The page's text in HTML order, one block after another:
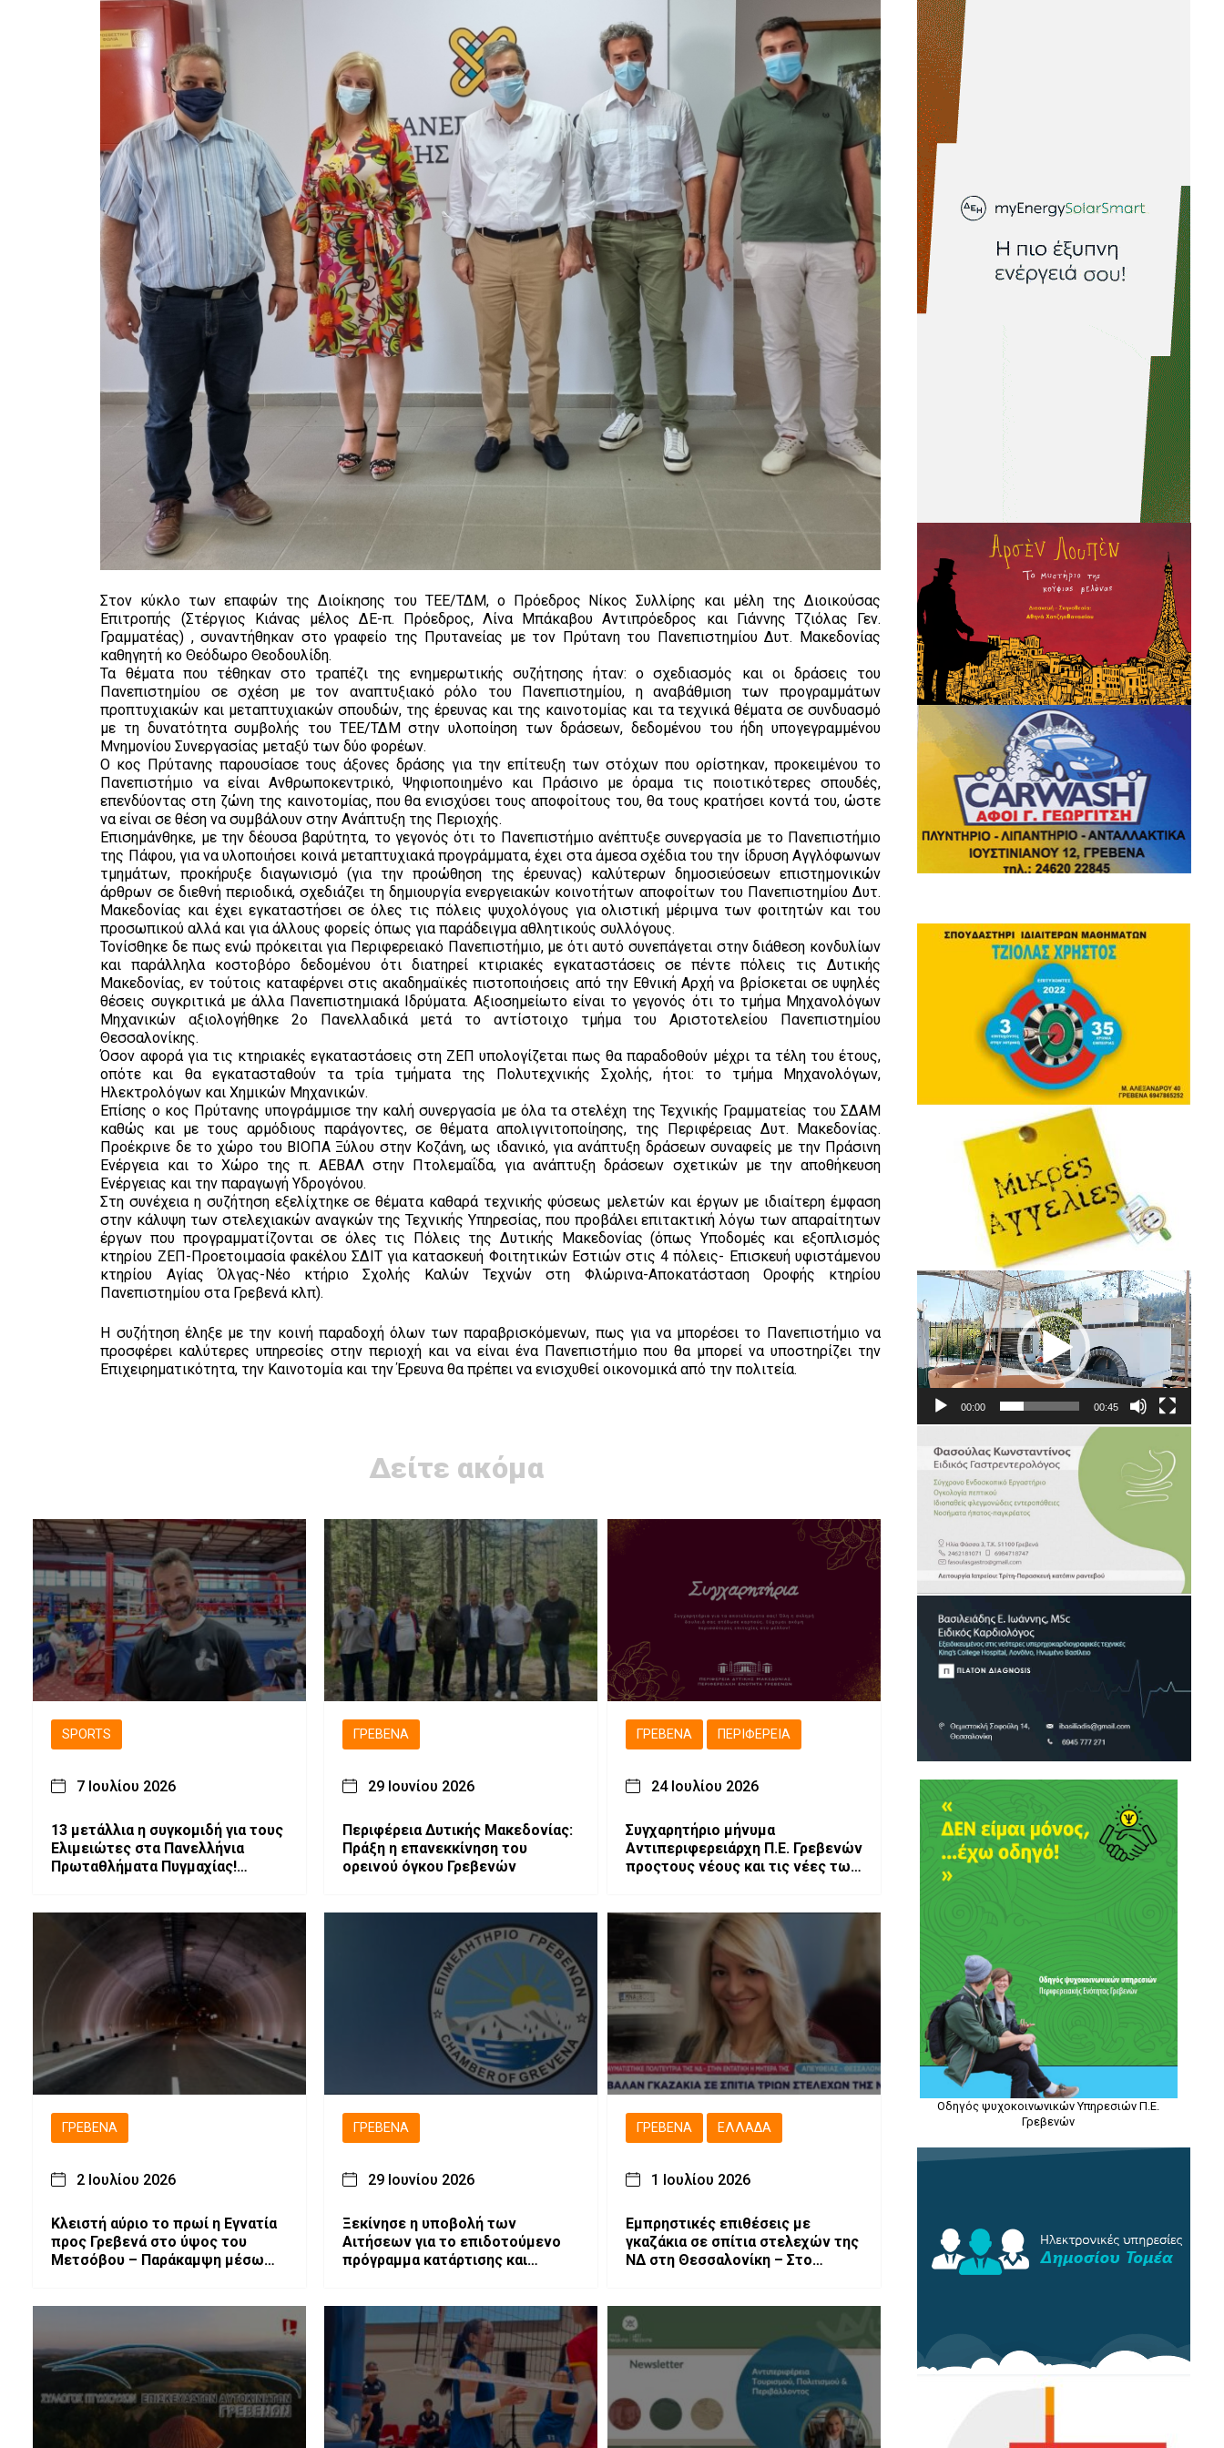
Στον κύκλο των επαφών της Διοίκησης του ΤΕΕ/ΤΔΜ, ο Πρόεδρος Νίκος Συλλίρης και μέλη της Διοικούσας
Επιτροπής (Στέργιος Κιάνας μέλος ΔΕ-π. Πρόεδρος, Λίνα Μπάκαβου Αντιπρόεδρος και Γιάννης Τζιόλας Γεν.
Γραμματέας) , συναντήθηκαν στο γραφείο της Πρυτανείας με τον Πρύτανη του Πανεπιστημίου Δυτ. Μακεδονίας
καθηγητή κο Θεόδωρο Θεοδουλίδη.
Τα θέματα που τέθηκαν στο τραπέζι της ενημερωτικής συζήτησης ήταν: ο σχεδιασμός και οι δράσεις του
Πανεπιστημίου σε σχέση με τον αναπτυξιακό ρόλο του Πανεπιστημίου, η αναβάθμιση των προγραμμάτων
προπτυχιακών και μεταπτυχιακών σπουδών, της έρευνας και της καινοτομίας και τα τεχνικά θέματα σε συνδυασμό
με τη δυνατότητα συμβολής του ΤΕΕ/ΤΔΜ στην υλοποίηση των δράσεων, δεδομένου του ήδη υπογεγραμμένου
Μνημονίου Συνεργασίας μεταξύ των δύο φορέων.
Ο κος Πρύτανης παρουσίασε τους άξονες δράσης για την επίτευξη των στόχων που ορίστηκαν, προκειμένου το
Πανεπιστήμιο να είναι Ανθρωποκεντρικό, Ψηφιοποιημένο και Πράσινο με όραμα τις ποιοτικότερες σπουδές,
επενδύοντας στη ζώνη της καινοτομίας, που θα ενισχύσει τους αποφοίτους του, θα τους κρατήσει κοντά του, ώστε
να είναι σε θέση να συμβάλουν στην Ανάπτυξη της Περιοχής.
Επισημάνθηκε, με την δέουσα βαρύτητα, το γεγονός ότι το Πανεπιστήμιο ανέπτυξε συνεργασία με το Πανεπιστήμιο
της Πάφου, για να υλοποιήσει κοινά μεταπτυχιακά προγράμματα, έχει στα άμεσα σχέδια του την ίδρυση Αγγλόφωνων
τμημάτων, προκήρυξε διαγωνισμό (για την προώθηση της έρευνας) καλύτερων δημοσιεύσεων επιστημονικών
άρθρων σε διεθνή περιοδικά, σχεδιάζει τη δημιουργία ενεργειακών κοινοτήτων αποφοίτων του Πανεπιστημίου Δυτ.
Μακεδονίας και έχει εγκαταστήσει σε όλες τις πόλεις ψυχολόγους για ολιστική μέριμνα των φοιτητών και του
προσωπικού αλλά και για άλλους φορείς όπως για παράδειγμα αθλητικούς συλλόγους.
Τονίσθηκε δε πως ενώ πρόκειται για Περιφερειακό Πανεπιστήμιο, με ότι αυτό συνεπάγεται στην διάθεση κονδυλίων
και παράλληλα κοστοβόρο δεδομένου ότι διατηρεί κτιριακές εγκαταστάσεις σε πέντε πόλεις τις Δυτικής
Μακεδονίας, εν τούτοις καταφέρνει στις ακαδημαϊκές πιστοποιήσεις από την Εθνική Αρχή να βρίσκεται σε υψηλές
θέσεις συγκριτικά με άλλα Πανεπιστημιακά Ιδρύματα. Αξιοσημείωτο είναι το γεγονός ότι το τμήμα Μηχανολόγων
Μηχανικών αξιολογήθηκε 2ο Πανελλαδικά μετά το αντίστοιχο τμήμα του Αριστοτελείου Πανεπιστημίου
Θεσσαλονίκης.
Όσον αφορά για τις κτηριακές εγκαταστάσεις στη ΖΕΠ υπολογίζεται πως θα παραδοθούν μέχρι τα τέλη του έτους,
οπότε και θα εγκατασταθούν τα τρία τμήματα της Πολυτεχνικής Σχολής, ήτοι: το τμήμα Μηχανολόγων,
Ηλεκτρολόγων και Χημικών Μηχανικών.
Επίσης ο κος Πρύτανης υπογράμμισε την καλή συνεργασία με όλα τα στελέχη της Τεχνικής Γραμματείας του ΣΔΑΜ
καθώς και με τους αρμόδιους παράγοντες, σε θέματα απολιγνιτοποίησης, της Περιφέρειας Δυτ. Μακεδονίας.
Προέκρινε δε το χώρο του ΒΙΟΠΑ Ξύλου στην Κοζάνη, ως ιδανικό, για ανάπτυξη δράσεων συναφείς με την Πράσινη
Ενέργεια και το Χώρο της π. ΑΕΒΑΛ στην Πτολεμαΐδα, για ανάπτυξη δράσεων σχετικών με την αποθήκευση
Ενέργειας και την παραγωγή Υδρογόνου.
Στη συνέχεια η συζήτηση εξελίχτηκε σε θέματα καθαρά τεχνικής φύσεως μελετών και έργων με ιδιαίτερη έμφαση
στην κάλυψη των στελεχιακών αναγκών της Τεχνικής Υπηρεσίας, που προβάλει επιτακτική λόγω των απαραίτητων
έργων που προγραμματίζονται σε όλες τις Πόλεις της Δυτικής Μακεδονίας (όπως Υποδομές και εξοπλισμός
κτηρίου ΖΕΠ-Προετοιμασία φακέλου ΣΔΙΤ για κατασκευή Φοιτητικών Εστιών στις 4 πόλεις- Επισκευή υφιστάμενου
κτηρίου Αγίας Όλγας-Νέο κτήριο Σχολής Καλών Τεχνών στη Φλώρινα-Αποκατάσταση Οροφής κτηρίου
Πανεπιστημίου στα Γρεβενά κλπ).
Η συζήτηση έληξε με την κοινή παραδοχή όλων των παραβρισκόμενων, πως για να μπορέσει το Πανεπιστήμιο να
προσφέρει καλύτερες υπηρεσίες στην περιοχή και να είναι ένα Πανεπιστήμιο που θα μπορεί να υποστηρίζει την
Επιχειρηματικότητα, την Καινοτομία και την Έρευνα θα πρέπει να ενισχυθεί οικονομικά από την πολιτεία.
Δείτε ακόμα
SPORTS
7 Ιουλίου 2026
13 μετάλλια η συγκομιδή για τους
Ελιμειώτες στα Πανελλήνια
Πρωταθλήματα Πυγμαχίας!
ΓΡΕΒΕΝΆ
29 Ιουνίου 2026
Περιφέρεια Δυτικής Μακεδονίας:
Πράξη η επανεκκίνηση του
ορεινού όγκου Γρεβενών
ΓΡΕΒΕΝΆ ΠΕΡΙΦΈΡΕΙΑ
24 Ιουλίου 2026
Συγχαρητήριο μήνυμα
Αντιπεριφερειάρχη Π.Ε. Γρεβενών
προςτους νέους και τις νέες των
ΓΡΕΒΕΝΆ
2 Ιουλίου 2026
Κλειστή αύριο το πρωί η Εγνατία
προς Γρεβενά στο ύψος του
Μετσόβου – Παράκαμψη μέσω
ΓΡΕΒΕΝΆ
29 Ιουνίου 2026
Ξεκίνησε η υποβολή των
Αιτήσεων για το επιδοτούμενο
πρόγραμμα κατάρτισης και
ΓΡΕΒΕΝΆ ΕΛΛΆΔΑ
1 Ιουλίου 2026
Εμπρηστικές επιθέσεις με
γκαζάκια σε σπίτια στελεχών της
ΝΔ στη Θεσσαλονίκη – Στο
Πρόγραμμα
Αναπαραγωγής
Βίντεο
00:00 00:45
Οδηγός ψυχοκοινωνικών Υπηρεσιών Π.Ε.
Γρεβενών